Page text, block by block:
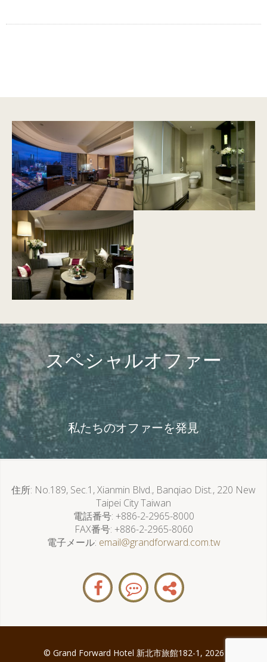
スペシャルオファー
私たちのオファーを発見
住所 No.189, Sec.1, Xianmin Blvd., Banqiao Dist., 220 New
Taipei City Taiwan
電話番号 +886-2-2965-8000
FAX番号 +886-2-2965-8060
電子メール email@grandforward.com.tw
© Grand Forward Hotel 新北市旅館182-1, 2026